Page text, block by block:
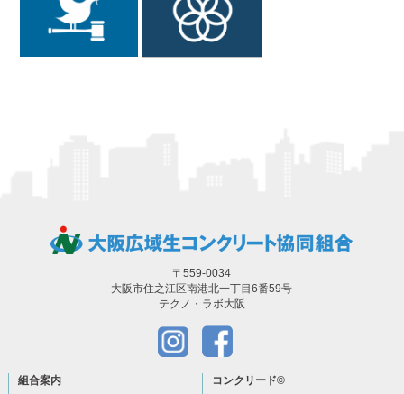
〒559-0034
大阪市住之江区南港北一丁目6番59号
テクノ・ラボ大阪
組合案内 コンクリード©